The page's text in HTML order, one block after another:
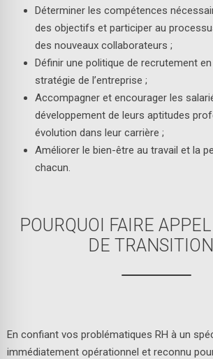
Déterminer les compétences
des objectifs et participer au
des nouveaux collaborateurs ;
Définir une politique de recrutement
stratégie de l’entreprise ;
Accompagner et encourager les
développement de leurs aptitudes
évolution dans leur carrière ;
Améliorer le bien-être au travail et la
chacun.
POURQUOI FAIRE
DE
En confiant vos problématiques RH à un
immédiatement opérationnel et reconnu